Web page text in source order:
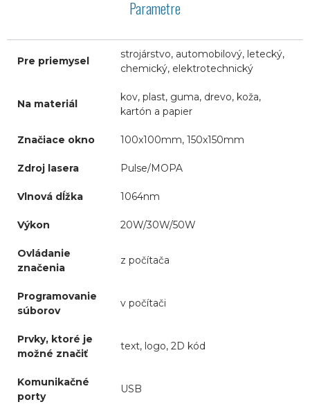
Parametre
Pre priemysel
strojárstvo, automobilový, letecký,
chemický, elektrotechnický
Na materiál
kov, plast, guma, drevo, koža,
kartón a papier
Značiace okno 100x100mm, 150x150mm
Zdroj lasera Pulse/MOPA
Vlnová dĺžka 1064nm
Výkon 20W/30W/50W
Ovládanie
značenia
z počítača
Programovanie
súborov
v počítači
Prvky, ktoré je
možné značiť
text, logo, 2D kód
Komunikačné
porty
USB